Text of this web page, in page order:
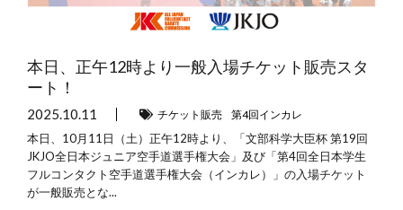
本日、正午12時より一般入場チケット販売スタ
ート！
2025.10.11 チケット販売 第4回インカレ
本日、10月11日（土）正午12時より、「文部科学大臣杯 第19回
JKJO全日本ジュニア空手道選手権大会」及び「第4回全日本学生
フルコンタクト空手道選手権大会（インカレ）」の入場チケット
が一般販売とな...